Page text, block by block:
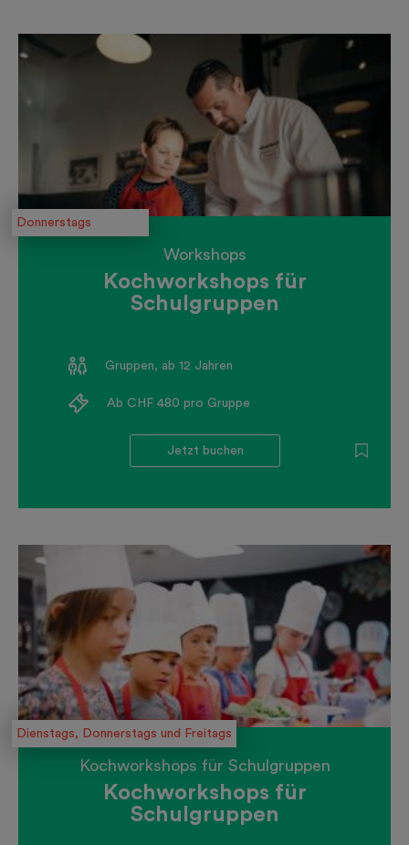
Donnerstags
Workshops
Kochworkshops für
Schulgruppen
Gruppen, ab 12 Jahren
Ab CHF 480 pro Gruppe
Jetzt buchen
Dienstags, Donnerstags und Freitags
Kochworkshops für Schulgruppen
Kochworkshops für
Schulgruppen